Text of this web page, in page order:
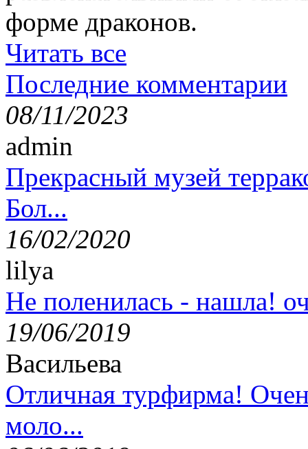
форме драконов.
Читать все
Последние комментарии
08/11/2023
admin
Прекрасный музей
Бол...
16/02/2020
lilya
Не поленилась - нашла!
19/06/2019
Васильева
Отличная турфирма!
моло...